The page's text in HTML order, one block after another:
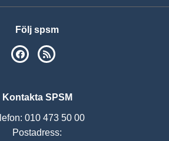
Följ spsm
SPSM på Facebook
Kontakta SPSM
010 473 50 00
Postadress: